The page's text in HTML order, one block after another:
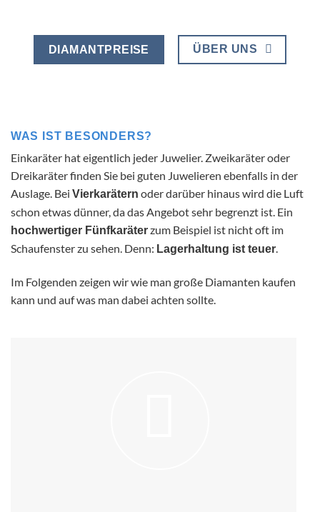
DIAMANTPREISE ÜBER UNS
WAS IST BESONDERS?
Einkaräter hat eigentlich jeder Juwelier. Zweikaräter oder
Dreikaräter finden Sie bei guten Juwelieren ebenfalls in der
Auslage. Bei Vierkarätern oder darüber hinaus wird die Luft
schon etwas dünner, da das Angebot sehr begrenzt ist. Ein
hochwertiger Fünfkaräterzum Beispiel ist nicht oft im
Schaufenster zu sehen. Denn: Lagerhaltung ist teuer.
Im Folgenden zeigen wir wie man große Diamanten kaufen
kann und auf was man dabei achten sollte.